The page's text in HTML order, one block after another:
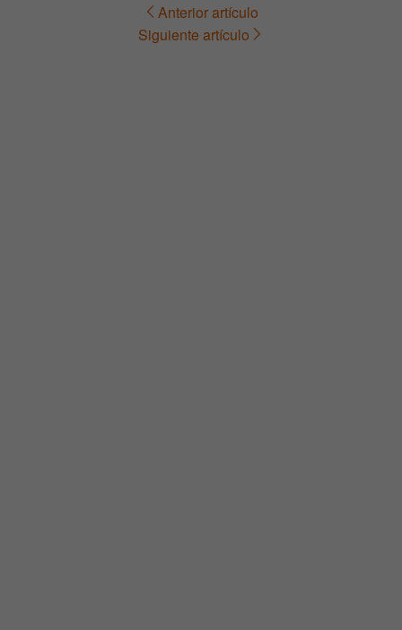
Navegación Anterior artículo
Siguiente artículo